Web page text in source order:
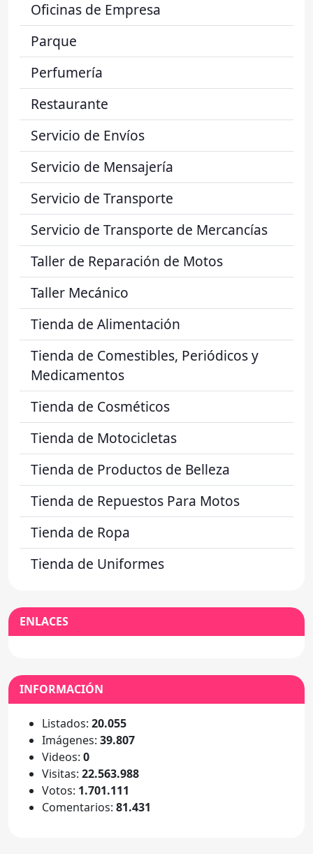
Oficinas de Empresa
Parque
Perfumería
Restaurante
Servicio de Envíos
Servicio de Mensajería
Servicio de Transporte
Servicio de Transporte de Mercancías
Taller de Reparación de Motos
Taller Mecánico
Tienda de Alimentación
Tienda de Comestibles, Periódicos y
Medicamentos
Tienda de Cosméticos
Tienda de Motocicletas
Tienda de Productos de Belleza
Tienda de Repuestos Para Motos
Tienda de Ropa
Tienda de Uniformes
ENLACES
INFORMACIÓN
Listados: 20.055
Imágenes: 39.807
Videos: 0
Visitas: 22.563.988
Votos: 1.701.111
Comentarios: 81.431